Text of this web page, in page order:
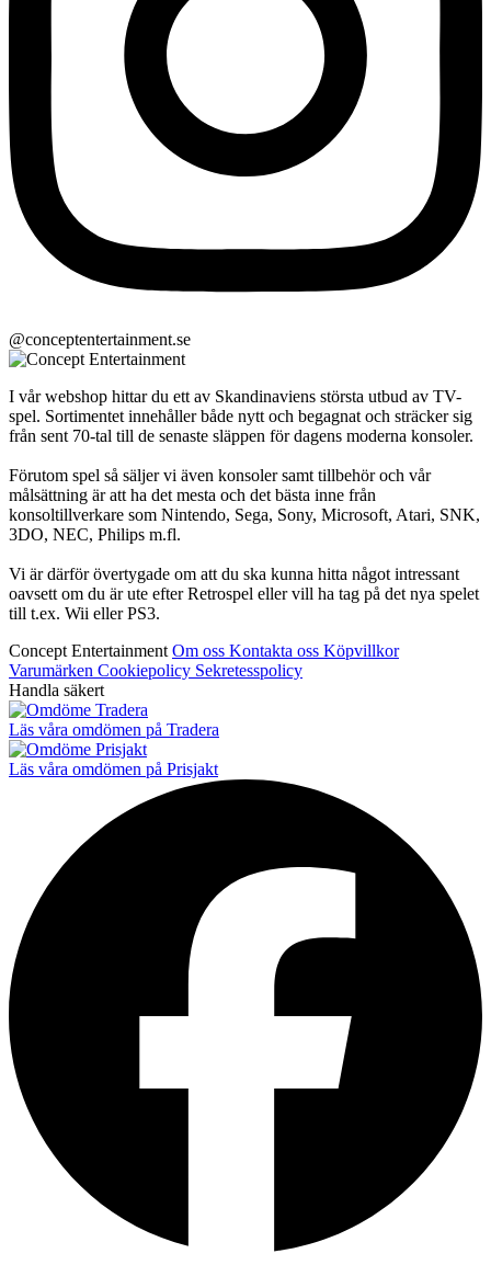
@conceptentertainment.se
I vår webshop hittar du ett av Skandinaviens största utbud av TV-
spel. Sortimentet innehåller både nytt och begagnat och sträcker sig
från sent 70-tal till de senaste släppen för dagens moderna konsoler.
Förutom spel så säljer vi även konsoler samt tillbehör och vår
målsättning är att ha det mesta och det bästa inne från
konsoltillverkare som Nintendo, Sega, Sony, Microsoft, Atari, SNK,
3DO, NEC, Philips m.fl.
Vi är därför övertygade om att du ska kunna hitta något intressant
oavsett om du är ute efter Retrospel eller vill ha tag på det nya spelet
till t.ex. Wii eller PS3.
Concept Entertainment Om oss Kontakta oss Köpvillkor
Varumärken Cookiepolicy Sekretesspolicy
Handla säkert
Läs våra omdömen på Tradera
Läs våra omdömen på Prisjakt